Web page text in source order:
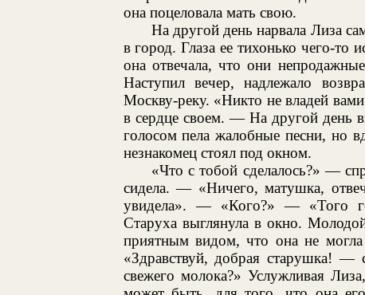
она поцеловала мать свою.
На другой день нарвала Лиза
в город. Глаза ее тихонько чего-то
она отвечала, что они
Наступил вечер, надлежало
Москву-реку. «Никто не владей
в сердце своем. — На другой день
голосом пела жалобные песни, но
незнакомец стоял под окном.
«Что с тобой сделалось?» —
сидела. — «Ничего, матушка,
увидела». — «Кого?» — «Того
Старуха выглянула в окно.
приятным видом, что она не
«Здравствуй, добрая старушка!
свежего молока?» Услужливая